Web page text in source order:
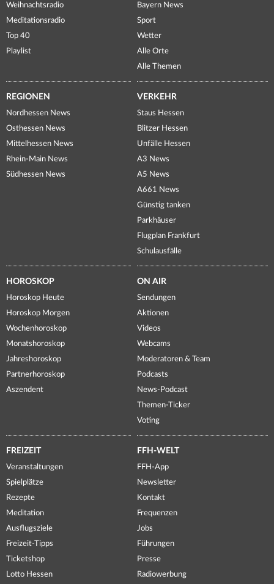
Weihnachtsradio
Meditationsradio
Top 40
Playlist
Bayern News
Sport
Wetter
Alle Orte
Alle Themen
REGIONEN
Nordhessen News
Osthessen News
Mittelhessen News
Rhein-Main News
Südhessen News
VERKEHR
Staus Hessen
Blitzer Hessen
Unfälle Hessen
A3 News
A5 News
A661 News
Günstig tanken
Parkhäuser
Flugplan Frankfurt
Schulausfälle
HOROSKOP
Horoskop Heute
Horoskop Morgen
Wochenhoroskop
Monatshoroskop
Jahreshoroskop
Partnerhoroskop
Aszendent
ON AIR
Sendungen
Aktionen
Videos
Webcams
Moderatoren & Team
Podcasts
News-Podcast
Themen-Ticker
Voting
FREIZEIT
Veranstaltungen
Spielplätze
Rezepte
Meditation
Ausflugsziele
Freizeit-Tipps
Ticketshop
Lotto Hessen
FFH-WELT
FFH-App
Newsletter
Kontakt
Frequenzen
Jobs
Führungen
Presse
Radiowerbung